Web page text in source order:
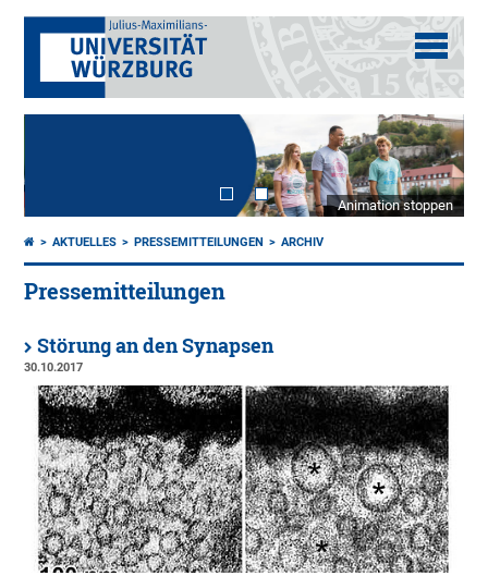
Animation stoppen
AKTUELLES PRESSEMITTEILUNGEN ARCHIV
Pressemitteilungen
Störung an den Synapsen
30.10.2017